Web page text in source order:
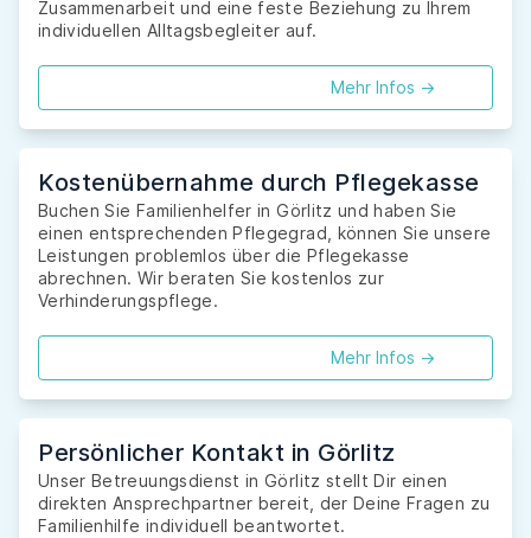
Zusammenarbeit und eine feste Beziehung zu Ihrem
individuellen Alltagsbegleiter auf.
Mehr Infos ->
Kostenübernahme durch Pflegekasse
Buchen Sie Familienhelfer in Görlitz und haben Sie
einen entsprechenden Pflegegrad, können Sie unsere
Leistungen problemlos über die Pflegekasse
abrechnen. Wir beraten Sie kostenlos zur
Verhinderungspflege.
Mehr Infos ->
Persönlicher Kontakt in Görlitz
Unser Betreuungsdienst in Görlitz stellt Dir einen
direkten Ansprechpartner bereit, der Deine Fragen zu
Familienhilfe individuell beantwortet.